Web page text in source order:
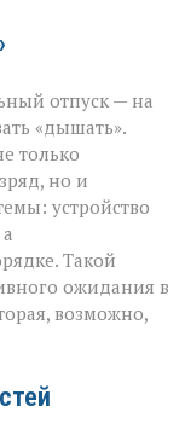
отпуск — на
«дышать».
только
но и
устройство
Такой
ожидания в
возможно,